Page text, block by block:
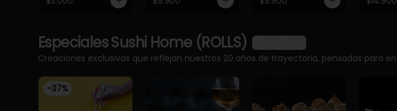
Especiales Sushi Home (ROLLS)
Creaciones exclusivas que reflejan nuestros 20 años de trayectoria, pensadas para
-37%